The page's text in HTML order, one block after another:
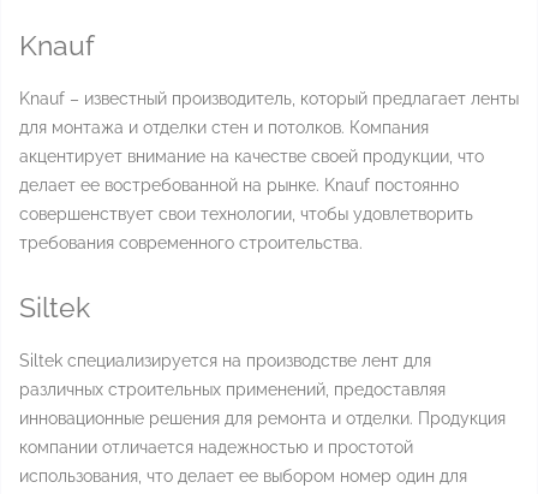
Knauf
Knauf – известный производитель, который предлагает ленты
для монтажа и отделки стен и потолков. Компания
акцентирует внимание на качестве своей продукции, что
делает ее востребованной на рынке. Knauf постоянно
совершенствует свои технологии, чтобы удовлетворить
требования современного строительства.
Siltek
Siltek специализируется на производстве лент для
различных строительных применений, предоставляя
инновационные решения для ремонта и отделки. Продукция
компании отличается надежностью и простотой
использования, что делает ее выбором номер один для